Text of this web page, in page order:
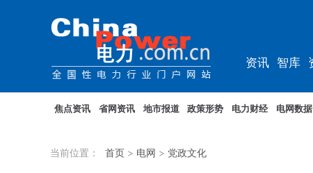
资讯 智库
焦点资讯 省网资讯 地市报道 政策形势 电力财经 电网数据
当前位置： 首页 > 电网 > 党政文化